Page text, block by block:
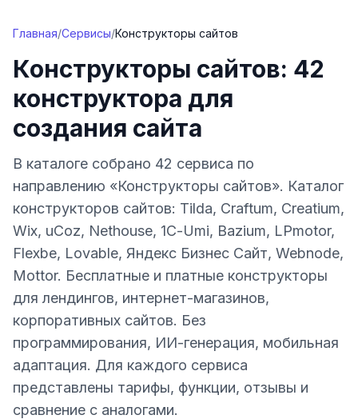
Главная/Сервисы/Конструкторы сайтов
Конструкторы сайтов: 42
конструктора для
создания сайта
В каталоге собрано 42 сервиса по
направлению «Конструкторы сайтов». Каталог
конструкторов сайтов: Tilda, Craftum, Creatium,
Wix, uCoz, Nethouse, 1С-Umi, Bazium, LPmotor,
Flexbe, Lovable, Яндекс Бизнес Сайт, Webnode,
Mottor. Бесплатные и платные конструкторы
для лендингов, интернет-магазинов,
корпоративных сайтов. Без
программирования, ИИ-генерация, мобильная
адаптация. Для каждого сервиса
представлены тарифы, функции, отзывы и
сравнение с аналогами.